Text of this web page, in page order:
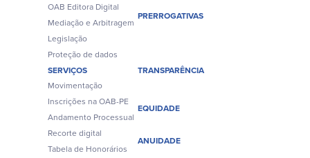
OAB Editora Digital
Mediação e Arbitragem
Legislação
Proteção de dados
PRERROGATIVAS
SERVIÇOS
Movimentação
Inscrições na OAB-PE
Andamento Processual
Recorte digital
Tabela de Honorários
TRANSPARÊNCIA
EQUIDADE
ANUIDADE